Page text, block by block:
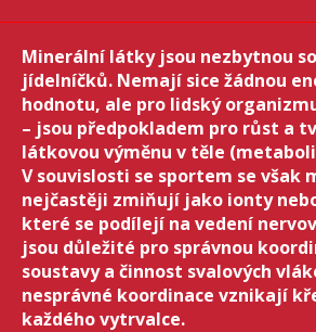
Minerální látky jsou nezbytnou
jídelníčků. Nemají sice žádnou
hodnotu, ale pro lidský
– jsou předpokladem pro růst a
látkovou výměnu v těle
V souvislosti se sportem se však
nejčastěji zmiňují jako ionty
které se podílejí na vedení
jsou důležité pro správnou
soustavy a činnost svalových
nesprávné koordinace vznikají
každého vytrvalce.